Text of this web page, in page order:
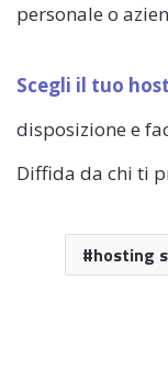
personale o
Scegli il tuo
disposizione e
Diffida da chi ti
hosting